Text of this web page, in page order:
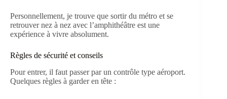
Personnellement, je trouve que sortir du métro et se
retrouver nez à nez avec l’amphithéâtre est une
expérience à vivre absolument.
Règles de sécurité et conseils
Pour entrer, il faut passer par un contrôle type aéroport.
Quelques règles à garder en tête :